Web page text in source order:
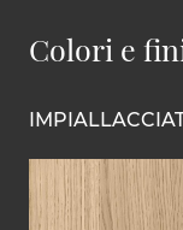
Colori e